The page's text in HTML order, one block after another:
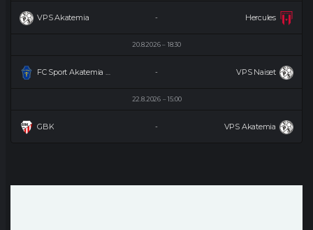
VPS Akatemia Hercules
-
20.8.2026 18:30
VPS Naiset
-
22.8.2026 15:00
GBK VPS Akatemia
-